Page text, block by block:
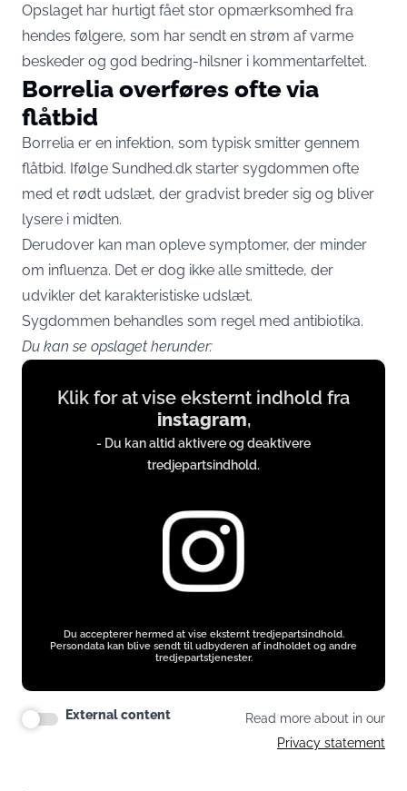
Opslaget har hurtigt fået stor opmærksomhed fra
hendes følgere, som har sendt en strøm af varme
beskeder og god bedring-hilsner i kommentarfeltet.
Borrelia overføres ofte via
flåtbid
Borrelia er en infektion, som typisk smitter gennem
flåtbid. Ifølge Sundhed.dk starter sygdommen ofte
med et rødt udslæt, der gradvist breder sig og bliver
lysere i midten.
Derudover kan man opleve symptomer, der minder
om influenza. Det er dog ikke alle smittede, der
udvikler det karakteristiske udslæt.
Sygdommen behandles som regel med antibiotika.
Du kan se opslaget herunder:
Display
content
www.instagram.com
Klik for at vise eksternt indhold fra
instagram,
- Du kan altid aktivere og deaktivere
tredjepartsindhold.
Du accepterer hermed at vise eksternt tredjepartsindhold.
Persondata kan blive sendt til udbyderen af indholdet og andre
tredjepartstjenester.
External content
Read more about in our
Privacy statement